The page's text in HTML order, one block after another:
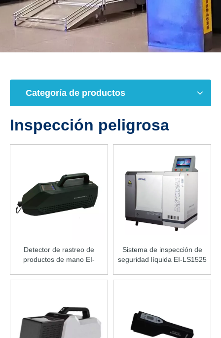
Categoría de productos
Inspección peligrosa
Detector de rastreo de
productos de mano EI-
Sistema de inspección de
seguridad líquida EI-LS1525